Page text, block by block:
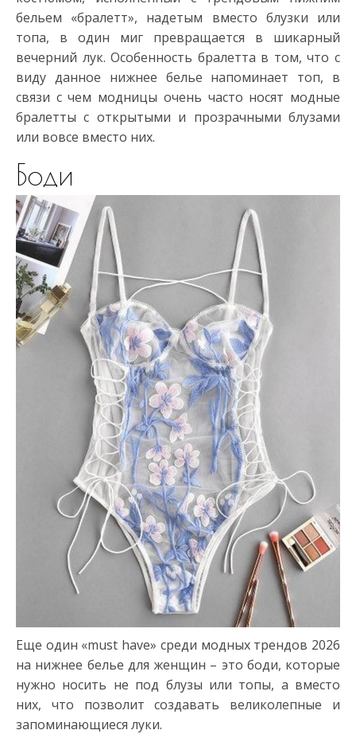
бельем «бралетт», надетым вместо блузки или
топа, в один миг превращается в шикарный
вечерний лук. Особенность бралетта в том, что с
виду данное нижнее белье напоминает топ, в
связи с чем модницы очень часто носят модные
бралетты с открытыми и прозрачными блузами
или вовсе вместо них.
Боди
Еще один «must have» среди модных трендов 2026
на нижнее белье для женщин – это боди, которые
нужно носить не под блузы или топы, а вместо
них, что позволит создавать великолепные и
запоминающиеся луки.